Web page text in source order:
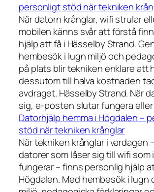
personligt stöd när tekniken
När datorn krånglar, wifi strular
mobilen känns svår att förstå
hjälp att få i Hässelby Strand.
hembesök i lugn miljö och
på plats blir tekniken enklare att
dessutom till halva kostnaden
avdraget. Hässelby Strand. När
sig, e-posten slutar fungera
Datorhjälp hemma i Högdalen –
stöd när tekniken krånglar
När tekniken krånglar i vardagen
datorer som låser sig till wifi som
fungerar – finns personlig hjälp
Högdalen. Med hembesök i lugn